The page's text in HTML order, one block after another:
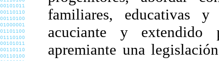
familiares, educativas
acuciante y extendido
apremiante una